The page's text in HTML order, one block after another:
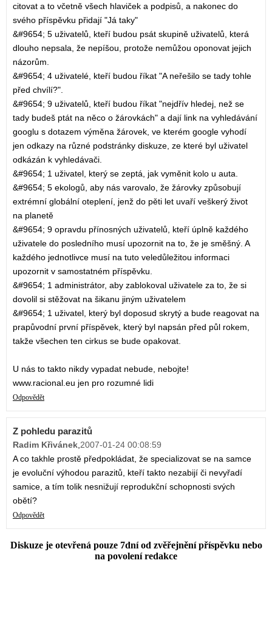
citovat a to včetně všech hlaviček a podpisů, a nakonec do
svého příspěvku přidají "Já taky"
&#9654; 5 uživatelů, kteří budou psát skupině uživatelů, která
dlouho nepsala, že nepíšou, protože nemůžou oponovat jejich
názorům.
&#9654; 4 uživatelé, kteří budou říkat "A neřešilo se tady tohle
před chvílí?".
&#9654; 9 uživatelů, kteří budou říkat "nejdřív hledej, než se
tady budeš ptát na něco o žárovkách" a dají link na vyhledávání
googlu s dotazem výměna žárovek, ve kterém google vyhodí
jen odkazy na různé podstránky diskuze, ze které byl uživatel
odkázán k vyhledávači.
&#9654; 1 uživatel, který se zeptá, jak vyměnit kolo u auta.
&#9654; 5 ekologů, aby nás varovalo, že žárovky způsobují
extrémní globální oteplení, jenž do pěti let uvaří veškerý život
na planetě
&#9654; 9 opravdu přínosných uživatelů, kteří úplně každého
uživatele do posledního musí upozornit na to, že je směšný. A
každého jednotlivce musí na tuto veledůležitou informaci
upozornit v samostatném příspěvku.
&#9654; 1 administrátor, aby zablokoval uživatele za to, že si
dovolil si stěžovat na šikanu jiným uživatelem
&#9654; 1 uživatel, který byl doposud skrytý a bude reagovat na
prapůvodní první příspěvek, který byl napsán před půl rokem,
takže všechen ten cirkus se bude opakovat.
U nás to takto nikdy vypadat nebude, nebojte!
www.racional.eu jen pro rozumné lidi
Odpovědět
Z pohledu parazitů
Radim Křivánek 2007-01-24 00:08:59
A co takhle prostě předpokládat, že specializovat se na samce
je evoluční výhodou parazitů, kteří takto nezabijí či nevyřadí
samice, a tím tolik nesnižují reprodukční schopnosti svých
obětí?
Odpovědět
Diskuze je otevřená pouze 7dní od zvěřejnění příspěvku nebo
na povolení redakce